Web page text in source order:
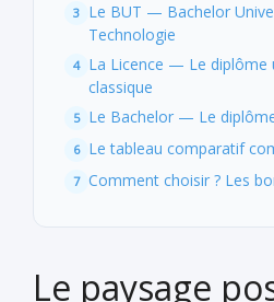
Le BUT — Bachelor
Technologie
La Licence — Le diplôme
classique
Le Bachelor — Le
Le tableau comparatif
Comment choisir ? Les
Le paysage